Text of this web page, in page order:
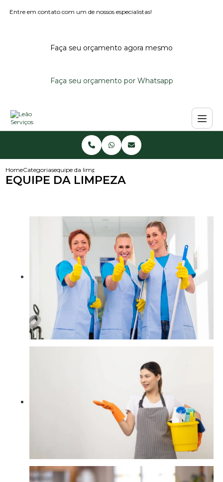
Entre em contato com um de nossos especialistas!
Faça seu orçamento agora mesmo
Faça seu orçamento por Whatsapp
HomeCategoriasequipe da limpeza
EQUIPE DA LIMPEZA